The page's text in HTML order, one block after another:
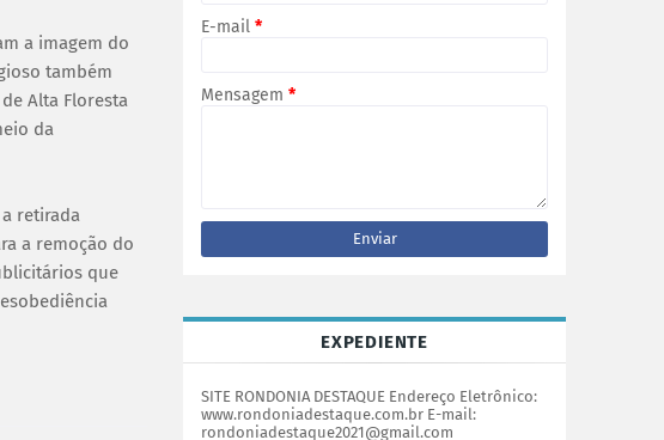
a imagem do
também
Alta Floresta
da
retirada
a remoção do
que
E-mail *
Mensagem *
EXPEDIENTE
SITE RONDONIA DESTAQUE Endereço Eletrônico:
www.rondoniadestaque.com.br E-mail:
rondoniadestaque2021@gmail.com